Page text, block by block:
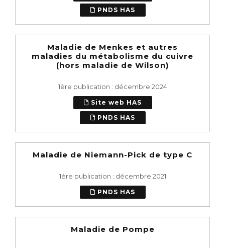
PNDS HAS
Maladie de Menkes et autres
maladies du métabolisme du cuivre
(hors maladie de Wilson)
1ère publication : décembre 2024
Site web HAS
PNDS HAS
Maladie de Niemann-Pick de type C
1ère publication : décembre 2021
PNDS HAS
Maladie de Pompe